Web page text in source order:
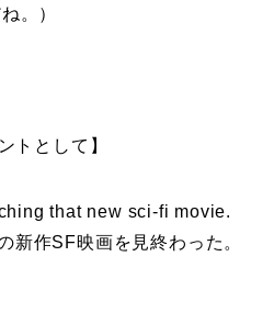
。）
トとして】
that new sci-fi movie.
新作SF映画を見終わった。